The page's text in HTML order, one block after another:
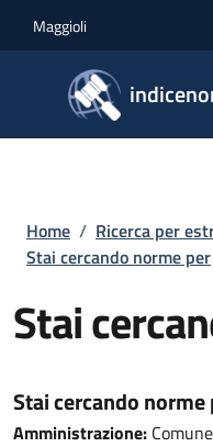
Maggioli
Briciole di
Home / Ricerca per
Stai cercando norme per
Stai
Stai cercando norme
Amministrazione: